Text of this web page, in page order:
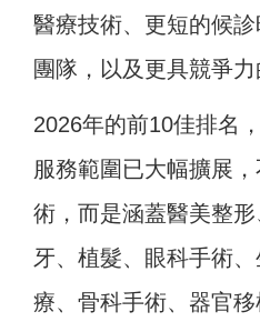
醫療技術、更短的候
團隊，以及更具競爭力
2026年的前10佳排名
服務範圍已大幅擴展
術，而是涵蓋醫美整
牙、植髮、眼科手術
療、骨科手術、器官